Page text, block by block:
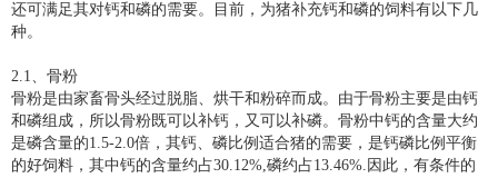
还可满足其对钙和磷的需要。目前，为猪补充钙和磷的饲料有以下几
种。
2.1、骨粉
骨粉是由家畜骨头经过脱脂、烘干和粉碎而成。由于骨粉主要是由钙
和磷组成，所以骨粉既可以补钙，又可以补磷。骨粉中钙的含量大约
是磷含量的1.5-2.0倍，其钙、磷比例适合猪的需要，是钙磷比例平衡
的好饲料，其中钙的含量约占30.12%,磷约占13.46%.因此，有条件的